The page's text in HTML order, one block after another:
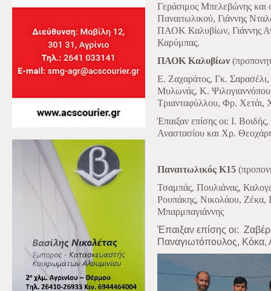
Γεράσιμος Μπελεβώνης
Παναιτωλικού, Γιάννης
ΠΑΟΚ Καλυβίων, Γιάννης
Καρύμπας.
ΠΑΟΚ Καλυβίων
Ε. Ζαχαράτος, Γκ.
Μυλωνάς, Κ.
Τριανταφύλλου, Φρ. Χετάι,
Έπαιξαν επίσης οι: Ι.
Αναστασίου και Χρ.
Παναιτωλικός Κ15
Τσαμπάς, Πουλιάνας,
Ρουπάκης, Νικολάου, Ζέκα,
Μπαρμπαγιάννης
Έπαιξαν επίσης οι:
Παναγιωτόπουλος, Κόκα,